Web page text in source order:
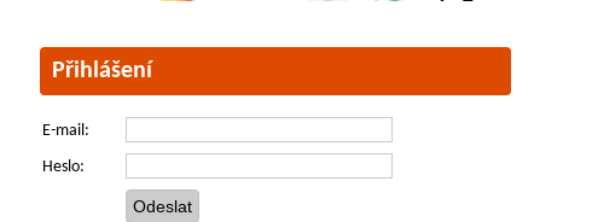
Přihlášení
E-mail:
Heslo: